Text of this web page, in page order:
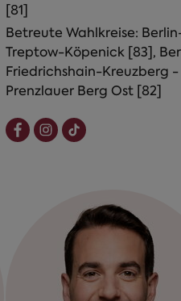
[81]
Betreute Wahlkreise:
Treptow-Köpenick [83],
Friedrichshain-Kreuzberg -
Prenzlauer Berg Ost [82]